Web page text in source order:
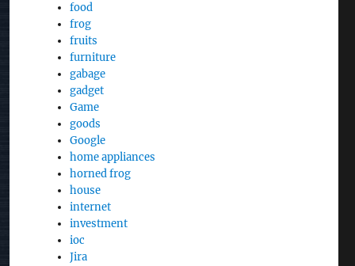
food
frog
fruits
furniture
gabage
gadget
Game
goods
Google
home appliances
horned frog
house
internet
investment
ioc
Jira